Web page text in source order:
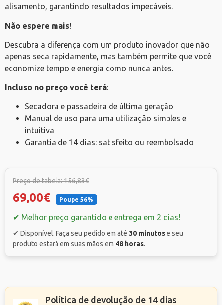
alisamento, garantindo resultados impecáveis.
Não espere mais!
Descubra a diferença com um produto inovador que não
apenas seca rapidamente, mas também permite que você
economize tempo e energia como nunca antes.
Incluso no preço você terá:
Secadora e passadeira de última geração
Manual de uso para uma utilização simples e
intuitiva
Garantia de 14 dias: satisfeito ou reembolsado
Preço de tabela: 156,83€
69,00€ Poupe 56%
✔ Melhor preço garantido e entrega em 2 dias!
✔ Disponível. Faça seu pedido em até 30 minutose seu
produto estará em suas mãos em 48 horas.
Política de devolução de 14 dias